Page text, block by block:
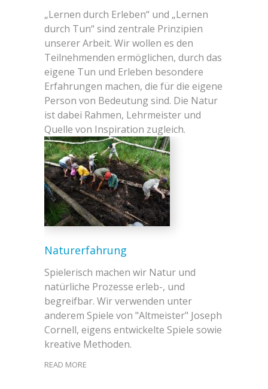
„Lernen durch Erleben“ und „Lernen
durch Tun“ sind zentrale Prinzipien
unserer Arbeit. Wir wollen es den
Teilnehmenden ermöglichen, durch das
eigene Tun und Erleben besondere
Erfahrungen machen, die für die eigene
Person von Bedeutung sind. Die Natur
ist dabei Rahmen, Lehrmeister und
Quelle von Inspiration zugleich.
Naturerfahrung
Spielerisch machen wir Natur und
natürliche Prozesse erleb-, und
begreifbar. Wir verwenden unter
anderem Spiele von "Altmeister" Joseph
Cornell, eigens entwickelte Spiele sowie
kreative Methoden.
READ MORE